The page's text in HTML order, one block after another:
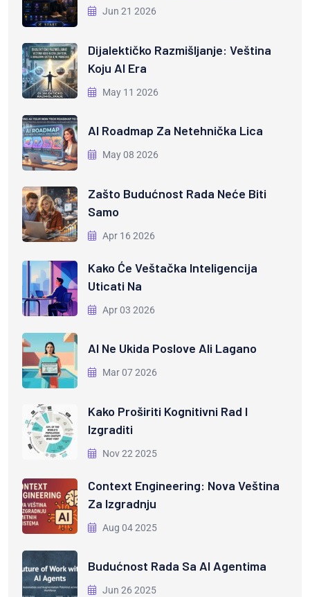
Jun 21 2026
Dijalektičko Razmišljanje: Veština
Koju AI Era
May 11 2026
AI Roadmap Za Netehnička Lica
May 08 2026
Zašto Budućnost Rada Neće Biti
Samo
Apr 16 2026
Kako Će Veštačka Inteligencija
Uticati Na
Apr 03 2026
AI Ne Ukida Poslove Ali Lagano
Mar 07 2026
Kako Proširiti Kognitivni Rad I
Izgraditi
Nov 22 2025
Context Engineering: Nova Veština
Za Izgradnju
Aug 04 2025
Budućnost Rada Sa AI Agentima
Jun 26 2025